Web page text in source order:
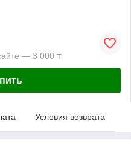
— 3 000 ₸
Условия возврата